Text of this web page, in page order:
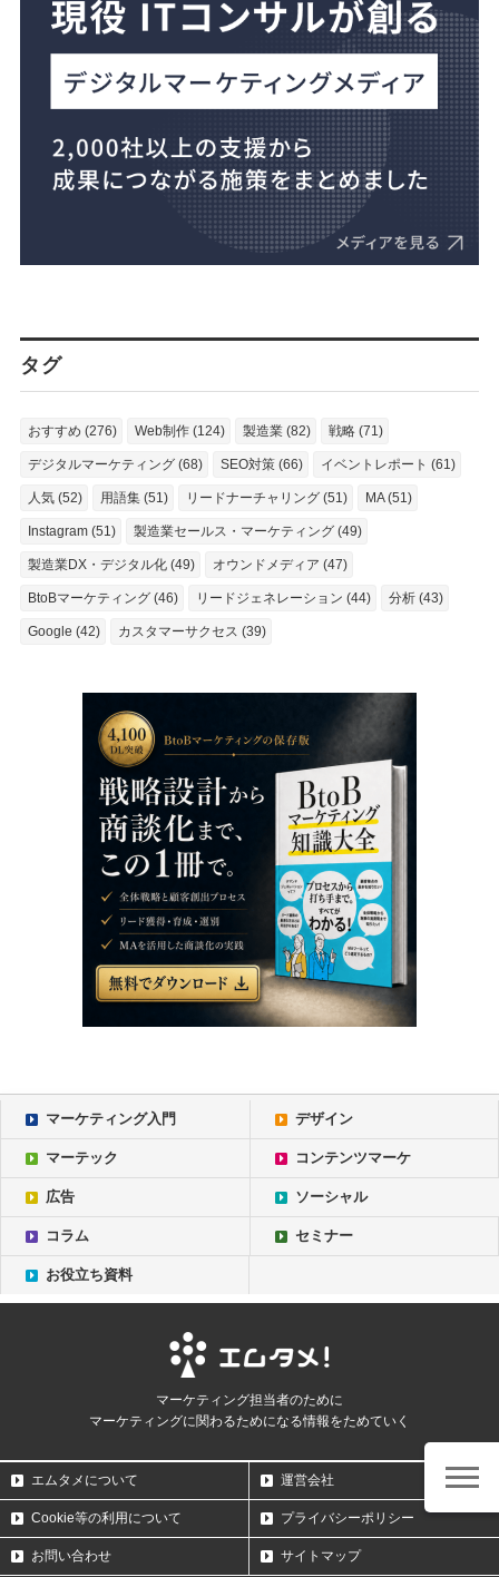
タグ
おすすめ (276) Web制作 (124) 製造業 (82) 戦略 (71)
デジタルマーケティング (68) SEO対策 (66) イベントレポート (61)
人気 (52) 用語集 (51) リードナーチャリング (51) MA (51)
Instagram (51) 製造業セールス・マーケティング (49)
製造業DX・デジタル化 (49) オウンドメディア (47)
BtoBマーケティング (46) リードジェネレーション (44) 分析 (43)
Google (42) カスタマーサクセス (39)
マーケティング入門 デザイン
マーテック コンテンツマーケ
広告 ソーシャル
コラム セミナー
お役立ち資料
マーケティング担当者のために
マーケティングに関わるためになる情報をためていく
エムタメについて 運営会社
Cookie等の利用について プライバシーポリシー
お問い合わせ サイトマップ